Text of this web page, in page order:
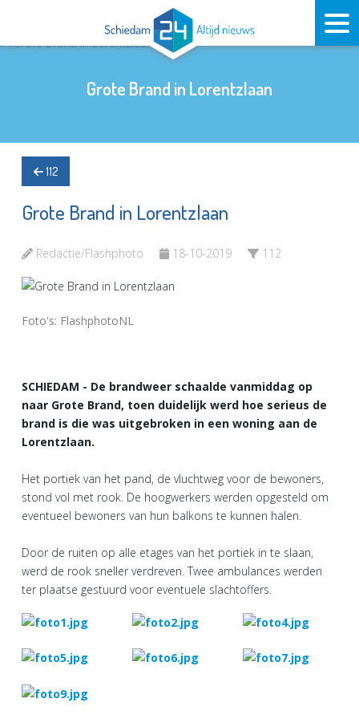
Grote Brand in Lorentzlaan
112
Grote Brand in Lorentzlaan
Redactie/Flashphoto 18-10-2019 112
Foto's: FlashphotoNL
SCHIEDAM - De brandweer schaalde vanmiddag op
naar Grote Brand, toen duidelijk werd hoe serieus de
brand is die was uitgebroken in een woning aan de
Lorentzlaan.
Het portiek van het pand, de vluchtweg voor de bewoners,
stond vol met rook. De hoogwerkers werden opgesteld om
eventueel bewoners van hun balkons te kunnen halen.
Door de ruiten op alle etages van het portiek in te slaan,
werd de rook sneller verdreven. Twee ambulances werden
ter plaatse gestuurd voor eventuele slachtoffers.